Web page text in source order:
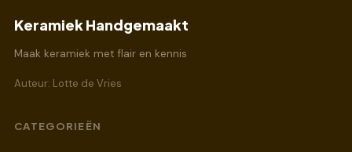
Keramiek Handgemaakt
Maak keramiek met flair en kennis
Auteur: Lotte de Vries
CATEGORIEËN